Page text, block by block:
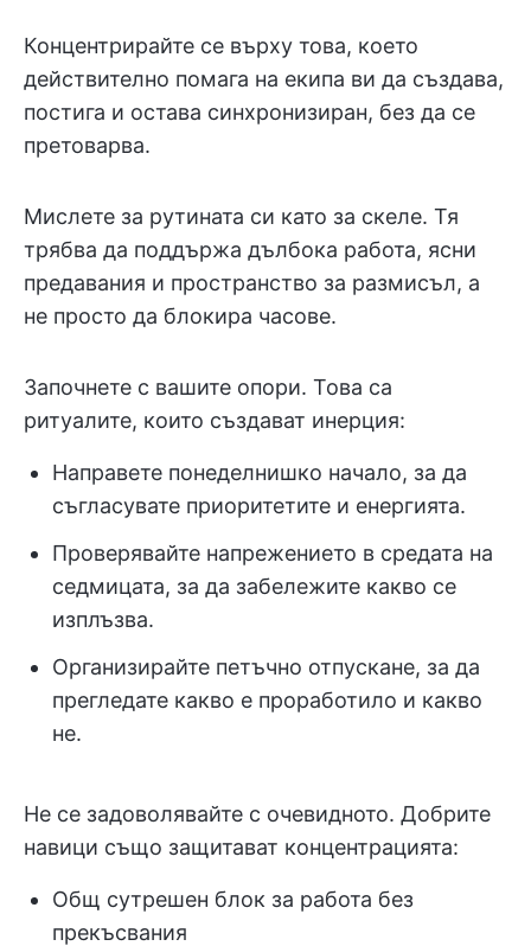
Концентрирайте се върху това, което
действително помага на екипа ви да създава,
постига и остава синхронизиран, без да се
претоварва.
Мислете за рутината си като за скеле. Тя
трябва да поддържа дълбока работа, ясни
предавания и пространство за размисъл, а
не просто да блокира часове.
Започнете с вашите опори. Това са
ритуалите, които създават инерция:
Направете понеделнишко начало, за да
съгласувате приоритетите и енергията.
Проверявайте напрежението в средата на
седмицата, за да забележите какво се
изплъзва.
Организирайте петъчно отпускане, за да
прегледате какво е проработило и какво
не.
Не се задоволявайте с очевидното. Добрите
навици също защитават концентрацията:
Общ сутрешен блок за работа без
прекъсвания